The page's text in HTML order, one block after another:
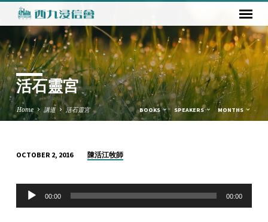
活石靈宮
Home 講道 活石靈宮 BOOKS SPEAKERS MONTHS
石
靈
宮
OCTOBER 2, 2016 陳活江牧師
Audio
Player
00:00 00:00